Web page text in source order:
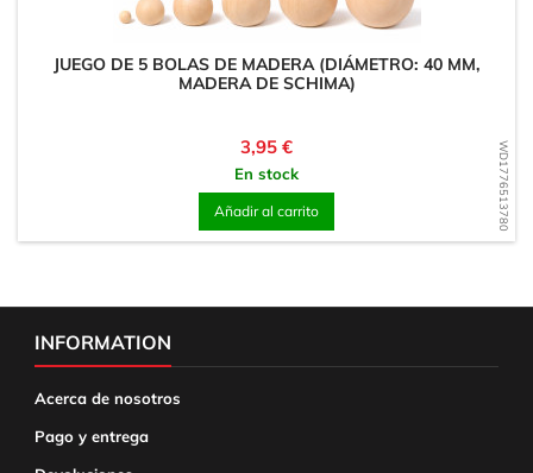
WD1776513780
JUEGO DE 5 BOLAS DE MADERA (DIÁMETRO: 40 MM,
MADERA DE SCHIMA)
Precio
3,95 €
En stock
Añadir al carrito
INFORMATION
Acerca de nosotros
Pago y entrega